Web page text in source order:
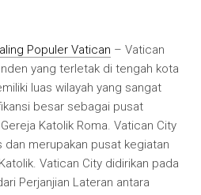
Populer Vatican – Vatican
yang terletak di tengah kota
luas wilayah yang sangat
besar sebagai pusat
Katolik Roma. Vatican City
dan merupakan pusat kegiatan
Vatican City didirikan pada
Perjanjian Lateran antara